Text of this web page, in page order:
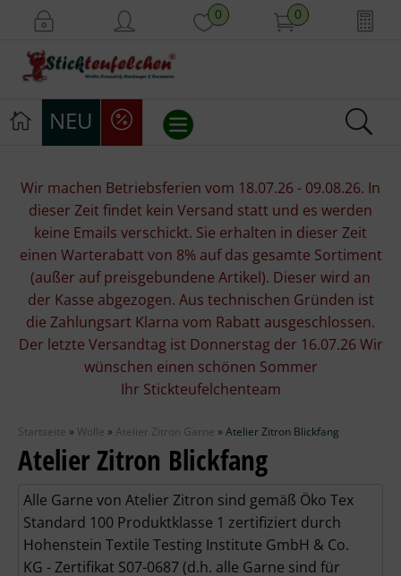
0 0
NEU
Stickpackungen
Stickgarne
Stoffe
Mill Hill Beads
Wolle
Stricknadeln
Knüpfpackungen
Wir machen Betriebsferien vom 18.07.26 - 09.08.26. In
dieser Zeit findet kein Versand statt und es werden
keine Emails verschickt. Sie erhalten in dieser Zeit
einen Warterabatt von 8% auf das gesamte Sortiment
(außer auf preisgebundene Artikel). Dieser wird an
der Kasse abgezogen. Aus technischen Gründen ist
die Zahlungsart Klarna vom Rabatt ausgeschlossen.
Der letzte Versandtag ist Donnerstag der 16.07.26 Wir
wünschen einen schönen Sommer
Ihr Stickteufelchenteam
Startseite » Wolle »Atelier Zitron Garne »Atelier Zitron Blickfang
Atelier Zitron Blickfang
Alle Garne von Atelier Zitron sind gemäß Öko Tex
Standard 100 Produktklasse 1 zertifiziert durch
Hohenstein Textile Testing Institute GmbH & Co.
KG - Zertifikat S07-0687 (d.h. alle Garne sind für